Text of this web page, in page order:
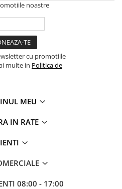
noastre
cu promotiile
multe in Politica de
MEU
IN RATE
08:00 - 17:00